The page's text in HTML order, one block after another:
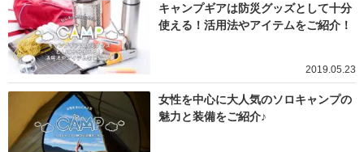
キャンプギアは防災グッズとして十分
使える！活用法やアイテムをご紹介！
2019.05.23
女性を中心に大人気のソロキャンプの
魅力と装備をご紹介♪